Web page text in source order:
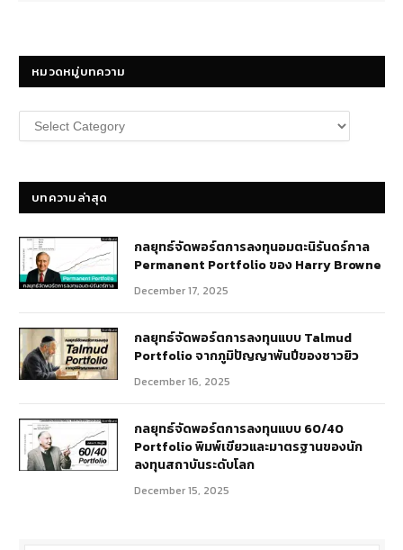
หมวดหมู่บทความ
หมวด
หมู่
บทความล่าสุด
กลยุทธ์​จัดพอร์ตการลงทุนอมตะนิรันดร์กาล
Permanent Portfolio ของ Harry Browne
December 17, 2025
กลยุทธ์จัดพอร์ตการลงทุนแบบ Talmud
Portfolio จากภูมิปัญญาพันปีของชาวยิว
December 16, 2025
กลยุทธ์จัดพอร์ตการลงทุนแบบ 60/40
Portfolio พิมพ์เขียวและมาตรฐานของนัก
ลงทุนสถาบันระดับโลก
December 15, 2025